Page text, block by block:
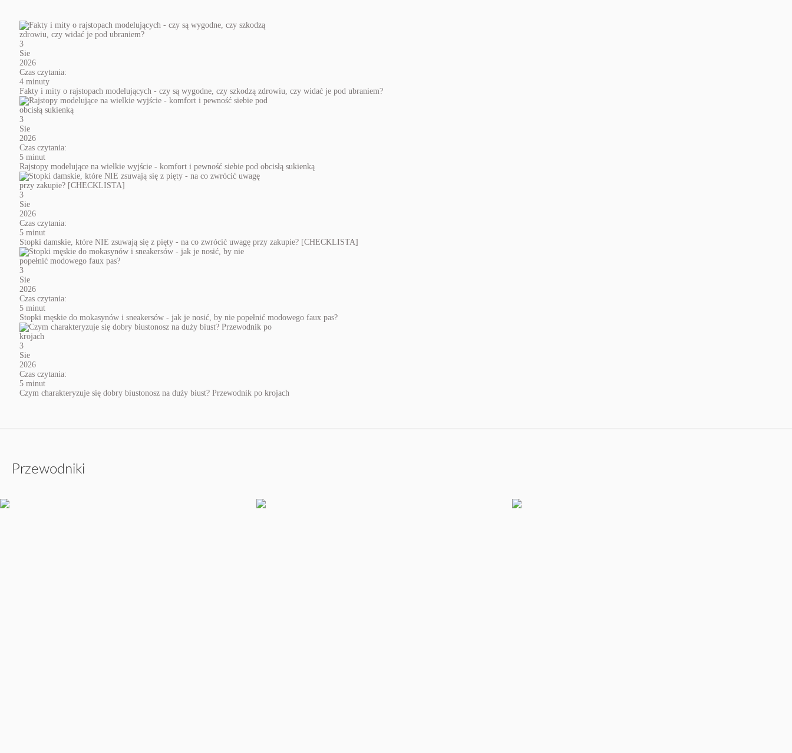
3
Sie
2026
Czas czytania:
4 minuty
Fakty i mity o rajstopach modelujących - czy są wygodne, czy szkodzą zdrowiu, czy widać je pod ubraniem?
3
Sie
2026
Czas czytania:
5 minut
Rajstopy modelujące na wielkie wyjście - komfort i pewność siebie pod obcisłą sukienką
3
Sie
2026
Czas czytania:
5 minut
Stopki damskie, które NIE zsuwają się z pięty - na co zwrócić uwagę przy zakupie? [CHECKLISTA]
3
Sie
2026
Czas czytania:
5 minut
Stopki męskie do mokasynów i sneakersów - jak je nosić, by nie popełnić modowego faux pas?
3
Sie
2026
Czas czytania:
5 minut
Czym charakteryzuje się dobry biustonosz na duży biust? Przewodnik po krojach
Przewodniki